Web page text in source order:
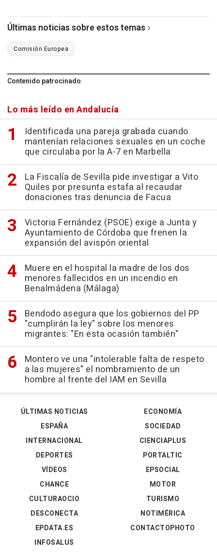
Últimas noticias sobre estos temas
Comisión Europea
Contenido patrocinado
Lo más leído en Andalucía
Identificada una pareja grabada cuando
mantenían relaciones sexuales en un coche
que circulaba por la A-7 en Marbella
La Fiscalía de Sevilla pide investigar a Vito
Quiles por presunta estafa al recaudar
donaciones tras denuncia de Facua
Victoria Fernández (PSOE) exige a Junta y
Ayuntamiento de Córdoba que frenen la
expansión del avispón oriental
Muere en el hospital la madre de los dos
menores fallecidos en un incendio en
Benalmádena (Málaga)
Bendodo asegura que los gobiernos del PP
"cumplirán la ley" sobre los menores
migrantes: "En esta ocasión también"
Montero ve una "intolerable falta de respeto
a las mujeres" el nombramiento de un
hombre al frente del IAM en Sevilla
ÚLTIMAS NOTICIAS
ESPAÑA
INTERNACIONAL
DEPORTES
VÍDEOS
ECONOMÍA
SOCIEDAD
CIENCIAPLUS
PORTALTIC
EPSOCIAL
CHANCE
CULTURAOCIO
DESCONECTA
EPDATA.ES
INFOSALUS
MOTOR
TURISMO
NOTIMÉRICA
CONTACTOPHOTO